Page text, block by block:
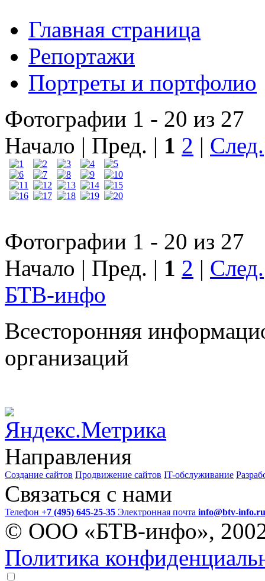
Главная страница
Репортажи
Портреты и портфолио
Фотографии 1 - 20 из 27
Начало | Пред. | 1 2 | След.
Фотографии 1 - 20 из 27
Начало | Пред. | 1 2 | След.
БТВ-инфо
Всесторонняя
организаций
Направления
Создание сайтов Продвижение сайтов IT-обслуживание
Связаться с нами
Телефон +7 (495) 645-25-35 Электронная почта info@btv-info.ru
© ООО «БТВ-инфо»,
Политика